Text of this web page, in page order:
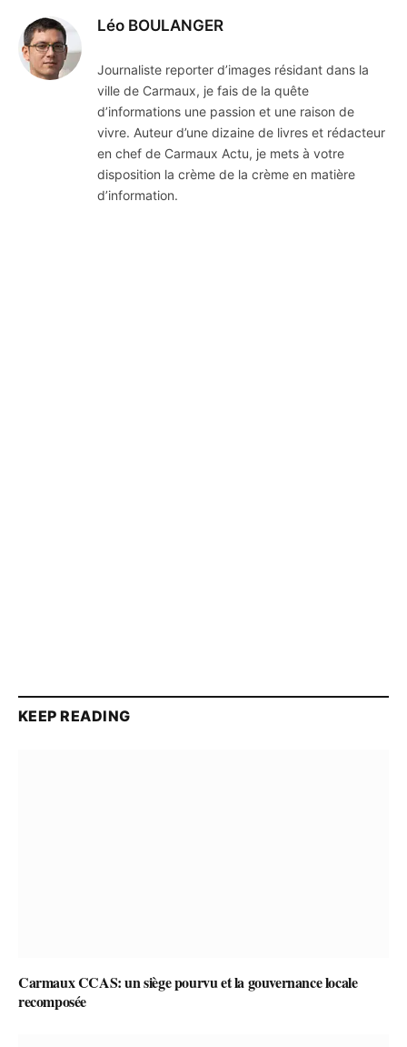
Léo BOULANGER
Journaliste reporter d’images résidant dans la
ville de Carmaux, je fais de la quête
d’informations une passion et une raison de
vivre. Auteur d’une dizaine de livres et rédacteur
en chef de Carmaux Actu, je mets à votre
disposition la crème de la crème en matière
d’information.
KEEP READING
Carmaux CCAS: un siège pourvu et la gouvernance locale
recomposée